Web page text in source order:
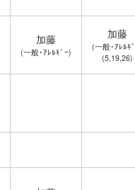
加藤
(一般･ｱﾚﾙｷﾞｰ)
加藤
(一般･ｱﾚﾙｷ
(5,19,26)